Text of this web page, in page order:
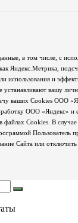
в том числе, с
Яндекс.Метрика,
использования и
вашу
ваших Cookies ООО
ООО «Яндекс» и
Cookies. В случае
Пользователь
Сайта или